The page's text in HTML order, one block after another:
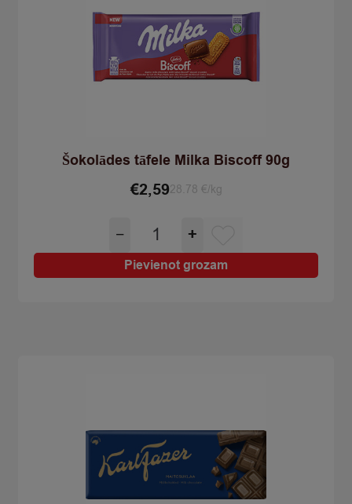
Šokolādes tāfele Milka Biscoff 90g
€2,5928.78 €/kg
−
Šokolādes
tāfele
Milka
Biscoff
+
Pievienot grozam